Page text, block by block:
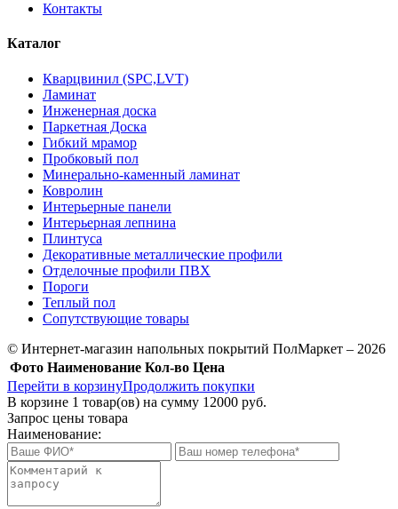
Контакты
Каталог
Кварцвинил (SPC,LVT)
Ламинат
Инженерная доска
Паркетная Доска
Гибкий мрамор
Пробковый пол
Минерально-каменный ламинат
Ковролин
Интерьерные панели
Интерьерная лепнина
Плинтуса
Декоративные металлические профили
Отделочные профили ПВХ
Пороги
Теплый пол
Сопутствующие товары
© Интернет-магазин напольных покрытий ПолМаркет – 2026
Фото Наименование Кол-во Цена
Перейти в корзинуПродолжить покупки
В корзине 1 товар(ов) на сумму 12000 руб.
Запрос цены товара
Наименование: